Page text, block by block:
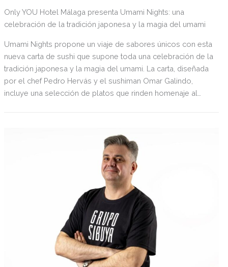
Only YOU Hotel Málaga presenta Umami Nights: una
celebración de la tradición japonesa y la magia del umami
Umami Nights propone un viaje de sabores únicos con esta
nueva carta de sushi que supone toda una celebración de la
tradición japonesa y la magia del umami. La carta, diseñada
por el chef Pedro Hervás y el sushiman Omar Galindo,
incluye una selección de platos que rinden homenaje al